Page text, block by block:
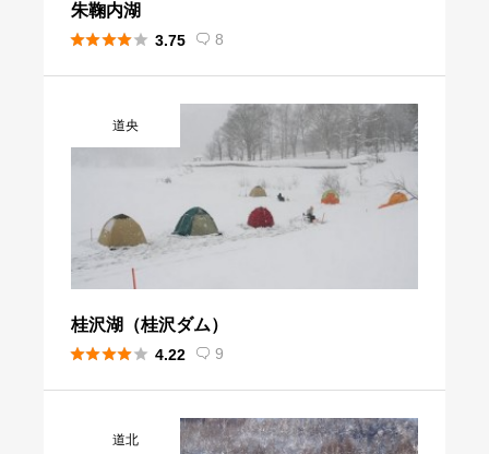
朱鞠内湖
 3.75  8
道央
桂沢湖（桂沢ダム）
 4.22  9
道北